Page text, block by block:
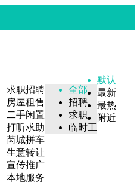
求职招聘
房屋租售
二手闲置
打听求助
芮城拼车
生意转让
宣传推广
本地服务
全部
招聘
求职
临时工
默认
最新
最热
附近